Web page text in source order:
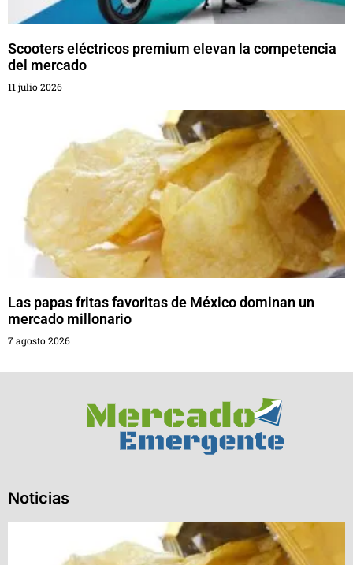
Scooters eléctricos premium elevan la competencia
del mercado
11 julio 2026
Las papas fritas favoritas de México dominan un
mercado millonario
7 agosto 2026
Noticias